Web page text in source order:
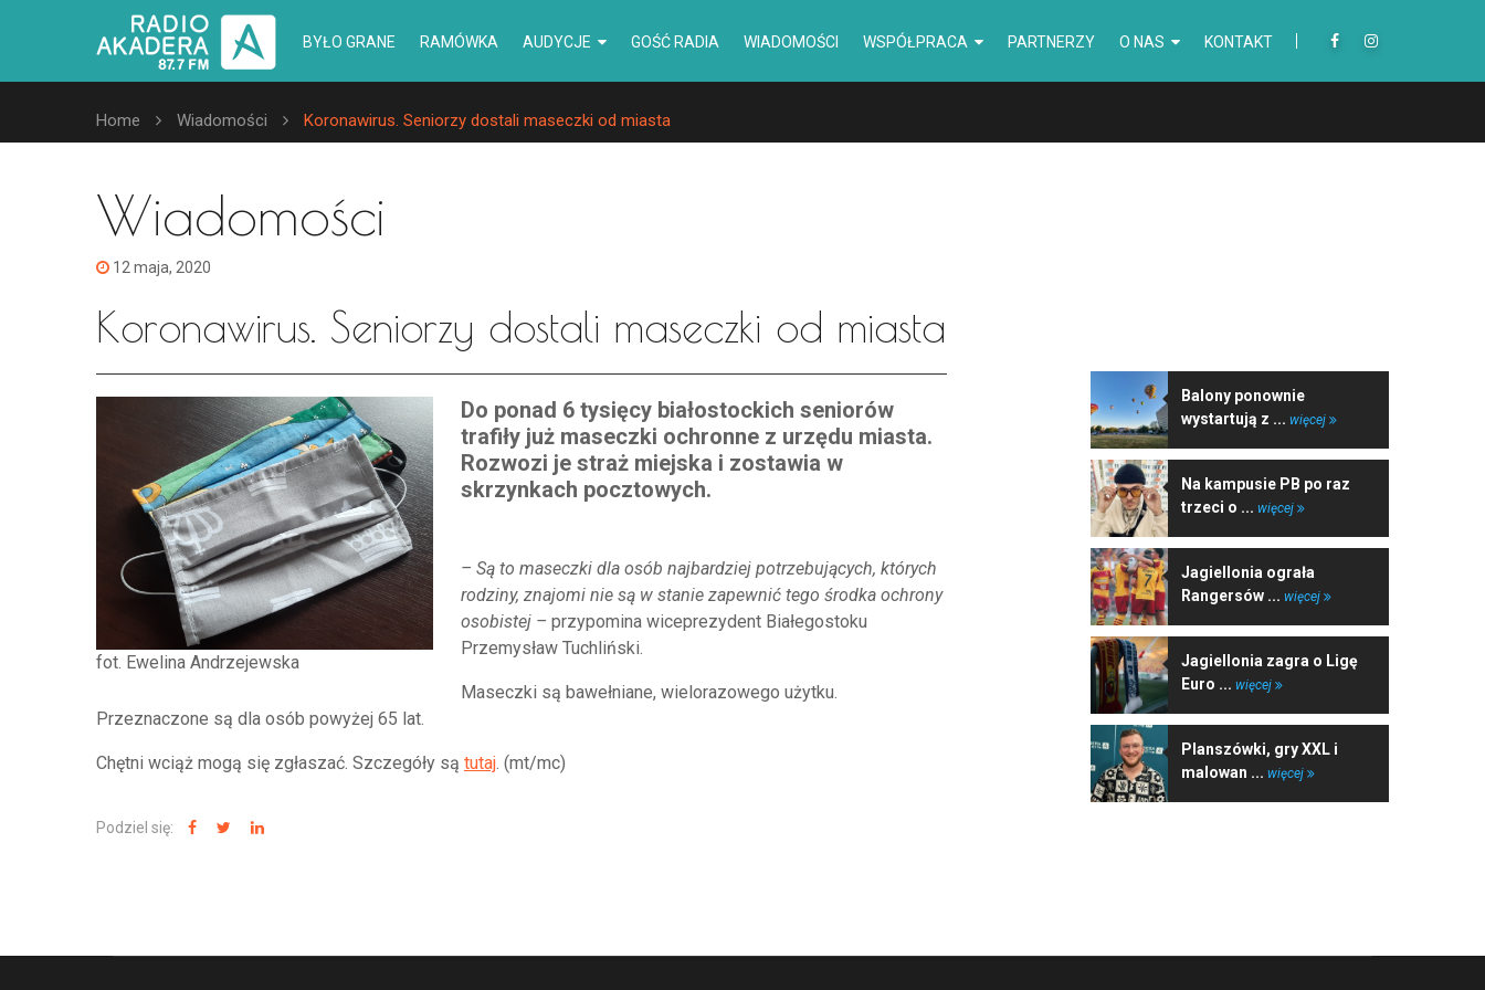
BYŁO GRANE RAMÓWKA AUDYCJE GOŚĆ RADIA WIADOMOŚCI WSPÓŁPRACA PARTNERZY O NAS KONTAKT
Home Wiadomości Koronawirus. Seniorzy dostali maseczki od miasta
Wiadomości
12 maja, 2020
Koronawirus. Seniorzy dostali maseczki od miasta
fot. Ewelina Andrzejewska
Do ponad 6 tysięcy białostockich seniorów
trafiły już maseczki ochronne z urzędu miasta.
Rozwozi je straż miejska i zostawia w
skrzynkach pocztowych.
– Są to maseczki dla osób najbardziej potrzebujących, których
rodziny, znajomi nie są w stanie zapewnić tego środka ochrony
osobistej – przypomina wiceprezydent Białegostoku
Przemysław Tuchliński.
Maseczki są bawełniane, wielorazowego użytku.
Przeznaczone są dla osób powyżej 65 lat.
Chętni wciąż mogą się zgłaszać. Szczegóły są tutaj. (mt/mc)
Podziel się:
Balony ponownie
wystartują z ... więcej
Na kampusie PB po raz
trzeci o ... więcej
Jagiellonia ograła
Rangersów ... więcej
Jagiellonia zagra o Ligę
Euro ... więcej
Planszówki, gry XXL i
malowan ... więcej